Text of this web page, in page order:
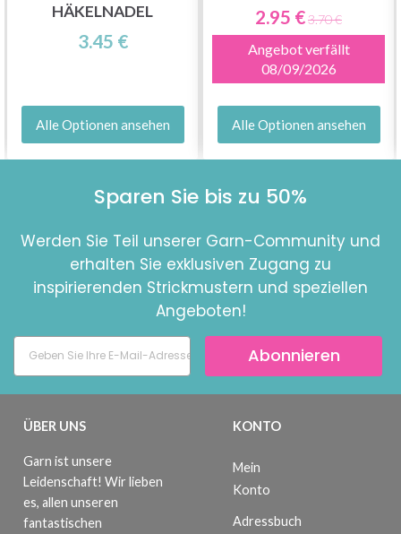
HÄKELNADEL
3.45 €
Alle Optionen ansehen
2.95 €3.70 €
Angebot verfällt
08/09/2026
Alle Optionen ansehen
Sparen Sie bis zu 50%
Werden Sie Teil unserer Garn-Community und
erhalten Sie exklusiven Zugang zu
inspirierenden Strickmustern und speziellen
Angeboten!
Abonnieren
ÜBER UNS
Garn ist unsere
Leidenschaft! Wir lieben
es, allen unseren
fantastischen
KONTO
Mein
Konto
Adressbuch